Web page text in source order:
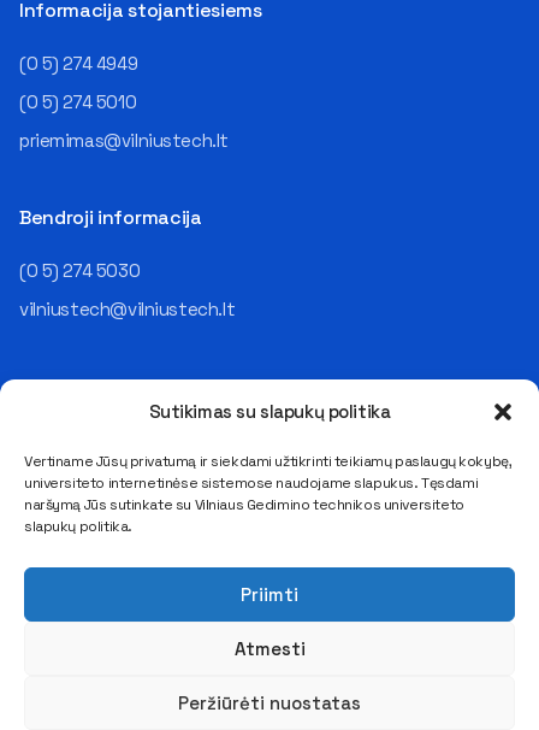
Sutikimas su slapukų politika
Vertiname Jūsų privatumą ir siekdami užtikrinti teikiamų paslaugų kokybę,
universiteto internetinėse sistemose naudojame slapukus. Tęsdami
naršymą Jūs sutinkate su Vilniaus Gedimino technikos universiteto
slapukų politika.
Priimti
Atmesti
Peržiūrėti nuostatas
Informacija stojantiesiems
(0 5) 274 4949
(0 5) 274 5010
priemimas@vilniustech.lt
Bendroji informacija
(0 5) 274 5030
vilniustech@vilniustech.lt
Saulėtekio al. 11, LT-10223 Vilnius
E. pristatymo dėžutės adresas 111950243
Kodas 111950243, PVM mokėtojo kodas LT119502413